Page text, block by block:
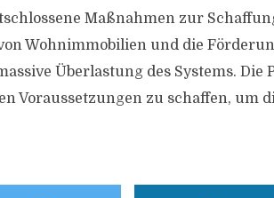
Maßnahmen zur
Wohnimmobilien und die
Überlastung des Systems. Die
Voraussetzungen zu schaffen, um